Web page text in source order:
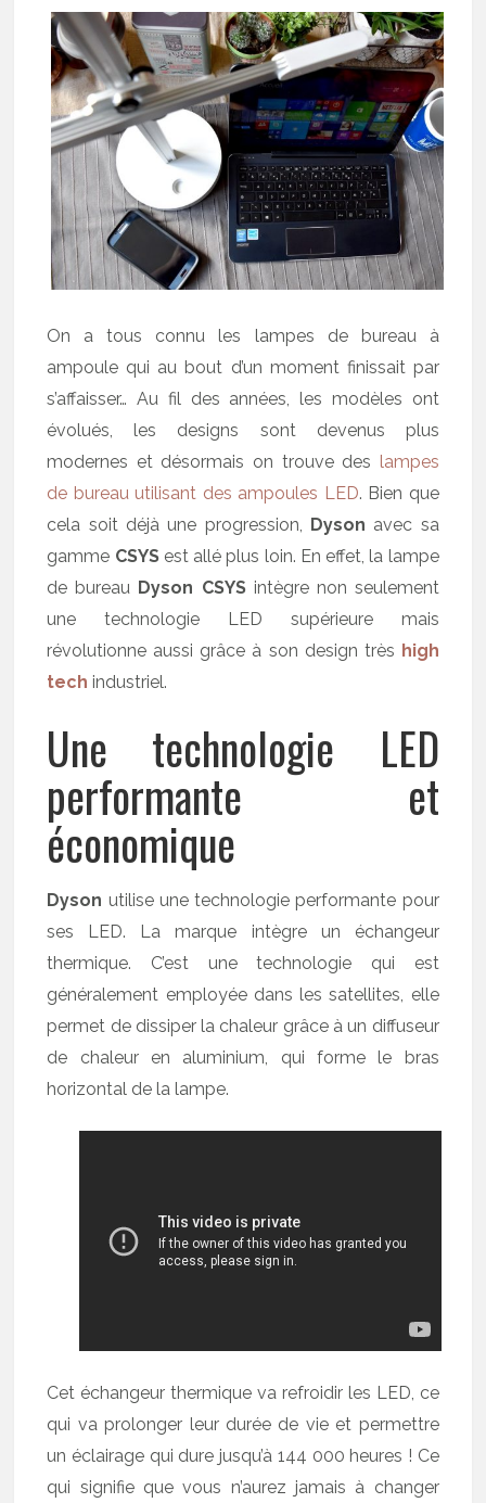
On a tous connu les lampes de bureau à
ampoule qui au bout d’un moment finissait par
s’affaisser… Au fil des années, les modèles ont
évolués, les designs sont devenus plus
modernes et désormais on trouve des lampes
de bureau utilisant des ampoules LED. Bien que
cela soit déjà une progression, Dyson avec sa
gamme CSYSest allé plus loin. En effet, la lampe
de bureau Dyson CSYSintègre non seulement
une technologie LED supérieure mais
révolutionne aussi grâce à son design très high
tech industriel.
Une technologie LED
performante et
économique
Dyson utilise une technologie performante pour
ses LED. La marque intègre un échangeur
thermique. C’est une technologie qui est
généralement employée dans les satellites, elle
permet de dissiper la chaleur grâce à un diffuseur
de chaleur en aluminium, qui forme le bras
horizontal de la lampe.
Cet échangeur thermique va refroidir les LED, ce
qui va prolonger leur durée de vie et permettre
un éclairage qui dure jusqu’à 144 000 heures ! Ce
qui signifie que vous n’aurez jamais à changer